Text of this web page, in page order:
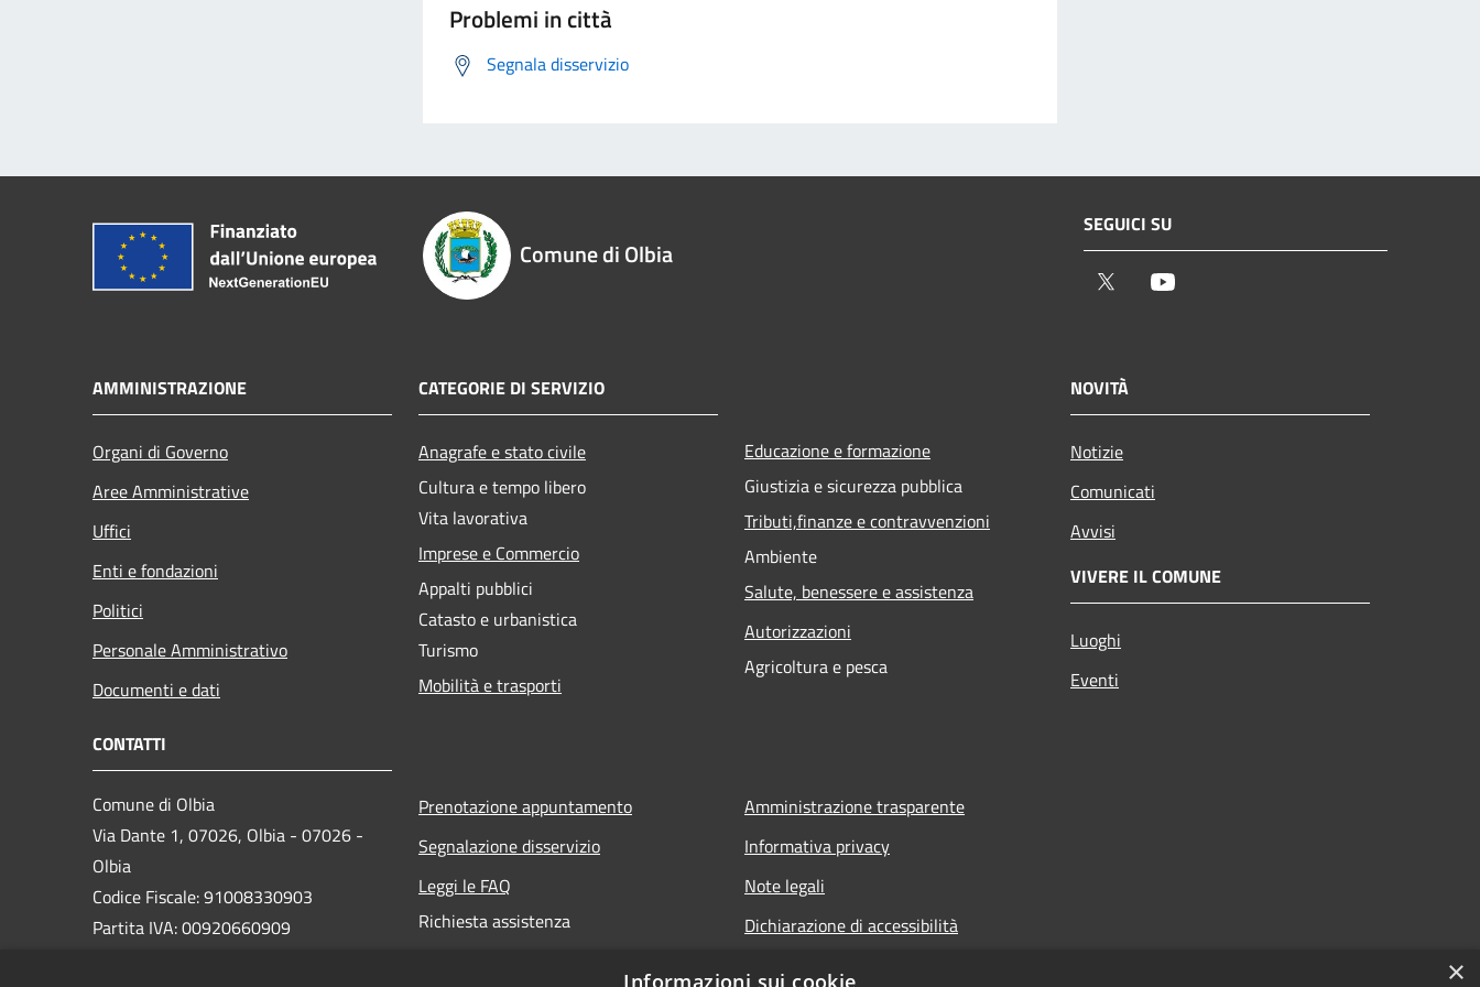
Problemi in città
Segnala disservizio
Comune di Olbia
SEGUICI SU
Twitter
AMMINISTRAZIONE
Organi di Governo
Aree Amministrative
Uffici
Enti e fondazioni
Politici
Personale Amministrativo
Documenti e dati
CATEGORIE DI SERVIZIO
Anagrafe e stato civile
Cultura e tempo libero
Vita lavorativa
Imprese e Commercio
Appalti pubblici
Catasto e urbanistica
Turismo
Mobilità e trasporti
Educazione e formazione
Giustizia e sicurezza pubblica
Tributi,finanze e contravvenzioni
Ambiente
Salute, benessere e assistenza
Autorizzazioni
Agricoltura e pesca
NOVITÀ
Notizie
Comunicati
Avvisi
VIVERE IL COMUNE
Luoghi
Eventi
CONTATTI
Comune di Olbia
Via Dante 1, 07026, Olbia - 07026 -
Olbia
Codice Fiscale: 91008330903
Partita IVA: 00920660909
Prenotazione appuntamento
Segnalazione disservizio
Leggi le FAQ
Richiesta assistenza
Amministrazione trasparente
Informativa privacy
Note legali
Dichiarazione di accessibilità
×
Informazioni sui cookie